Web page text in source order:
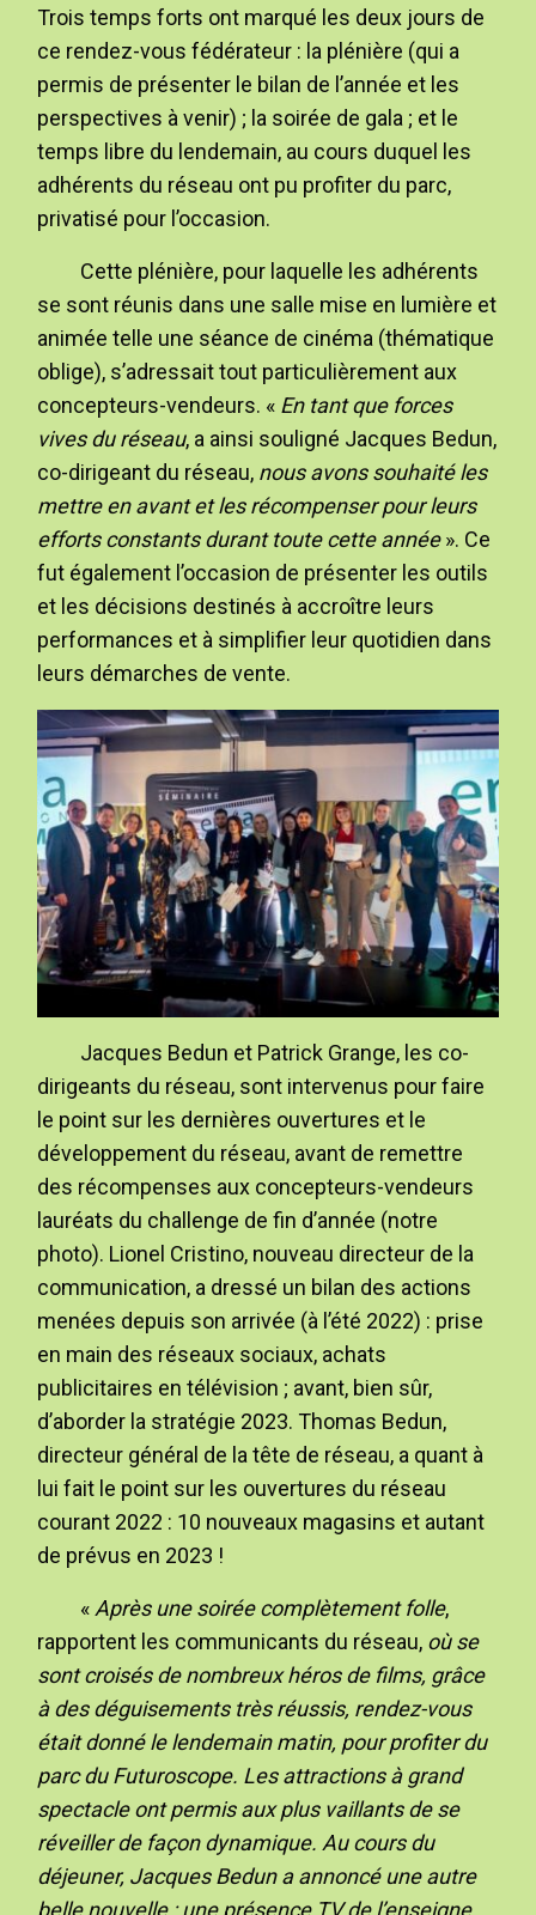
Trois temps forts ont marqué les deux jours de
ce rendez-vous fédérateur : la plénière (qui a
permis de présenter le bilan de l’année et les
perspectives à venir) ; la soirée de gala ; et le
temps libre du lendemain, au cours duquel les
adhérents du réseau ont pu profiter du parc,
privatisé pour l’occasion.
Cette plénière, pour laquelle les adhérents
se sont réunis dans une salle mise en lumière et
animée telle une séance de cinéma (thématique
oblige), s’adressait tout particulièrement aux
concepteurs-vendeurs. « En tant que forces
vives du réseau, a ainsi souligné Jacques Bedun,
co-dirigeant du réseau, nous avons souhaité les
mettre en avant et les récompenser pour leurs
efforts constants durant toute cette année». Ce
fut également l’occasion de présenter les outils
et les décisions destinés à accroître leurs
performances et à simplifier leur quotidien dans
leurs démarches de vente.
Jacques Bedun et Patrick Grange, les co-
dirigeants du réseau, sont intervenus pour faire
le point sur les dernières ouvertures et le
développement du réseau, avant de remettre
des récompenses aux concepteurs-vendeurs
lauréats du challenge de fin d’année (notre
photo). Lionel Cristino, nouveau directeur de la
communication, a dressé un bilan des actions
menées depuis son arrivée (à l’été 2022) : prise
en main des réseaux sociaux, achats
publicitaires en télévision ; avant, bien sûr,
d’aborder la stratégie 2023. Thomas Bedun,
directeur général de la tête de réseau, a quant à
lui fait le point sur les ouvertures du réseau
courant 2022 : 10 nouveaux magasins et autant
de prévus en 2023 !
«Après une soirée complètement folle,
rapportent les communicants du réseau, où se
sont croisés de nombreux héros de films, grâce
à des déguisements très réussis, rendez-vous
était donné le lendemain matin, pour profiter du
parc du Futuroscope. Les attractions à grand
spectacle ont permis aux plus vaillants de se
réveiller de façon dynamique. Au cours du
déjeuner, Jacques Bedun a annoncé une autre